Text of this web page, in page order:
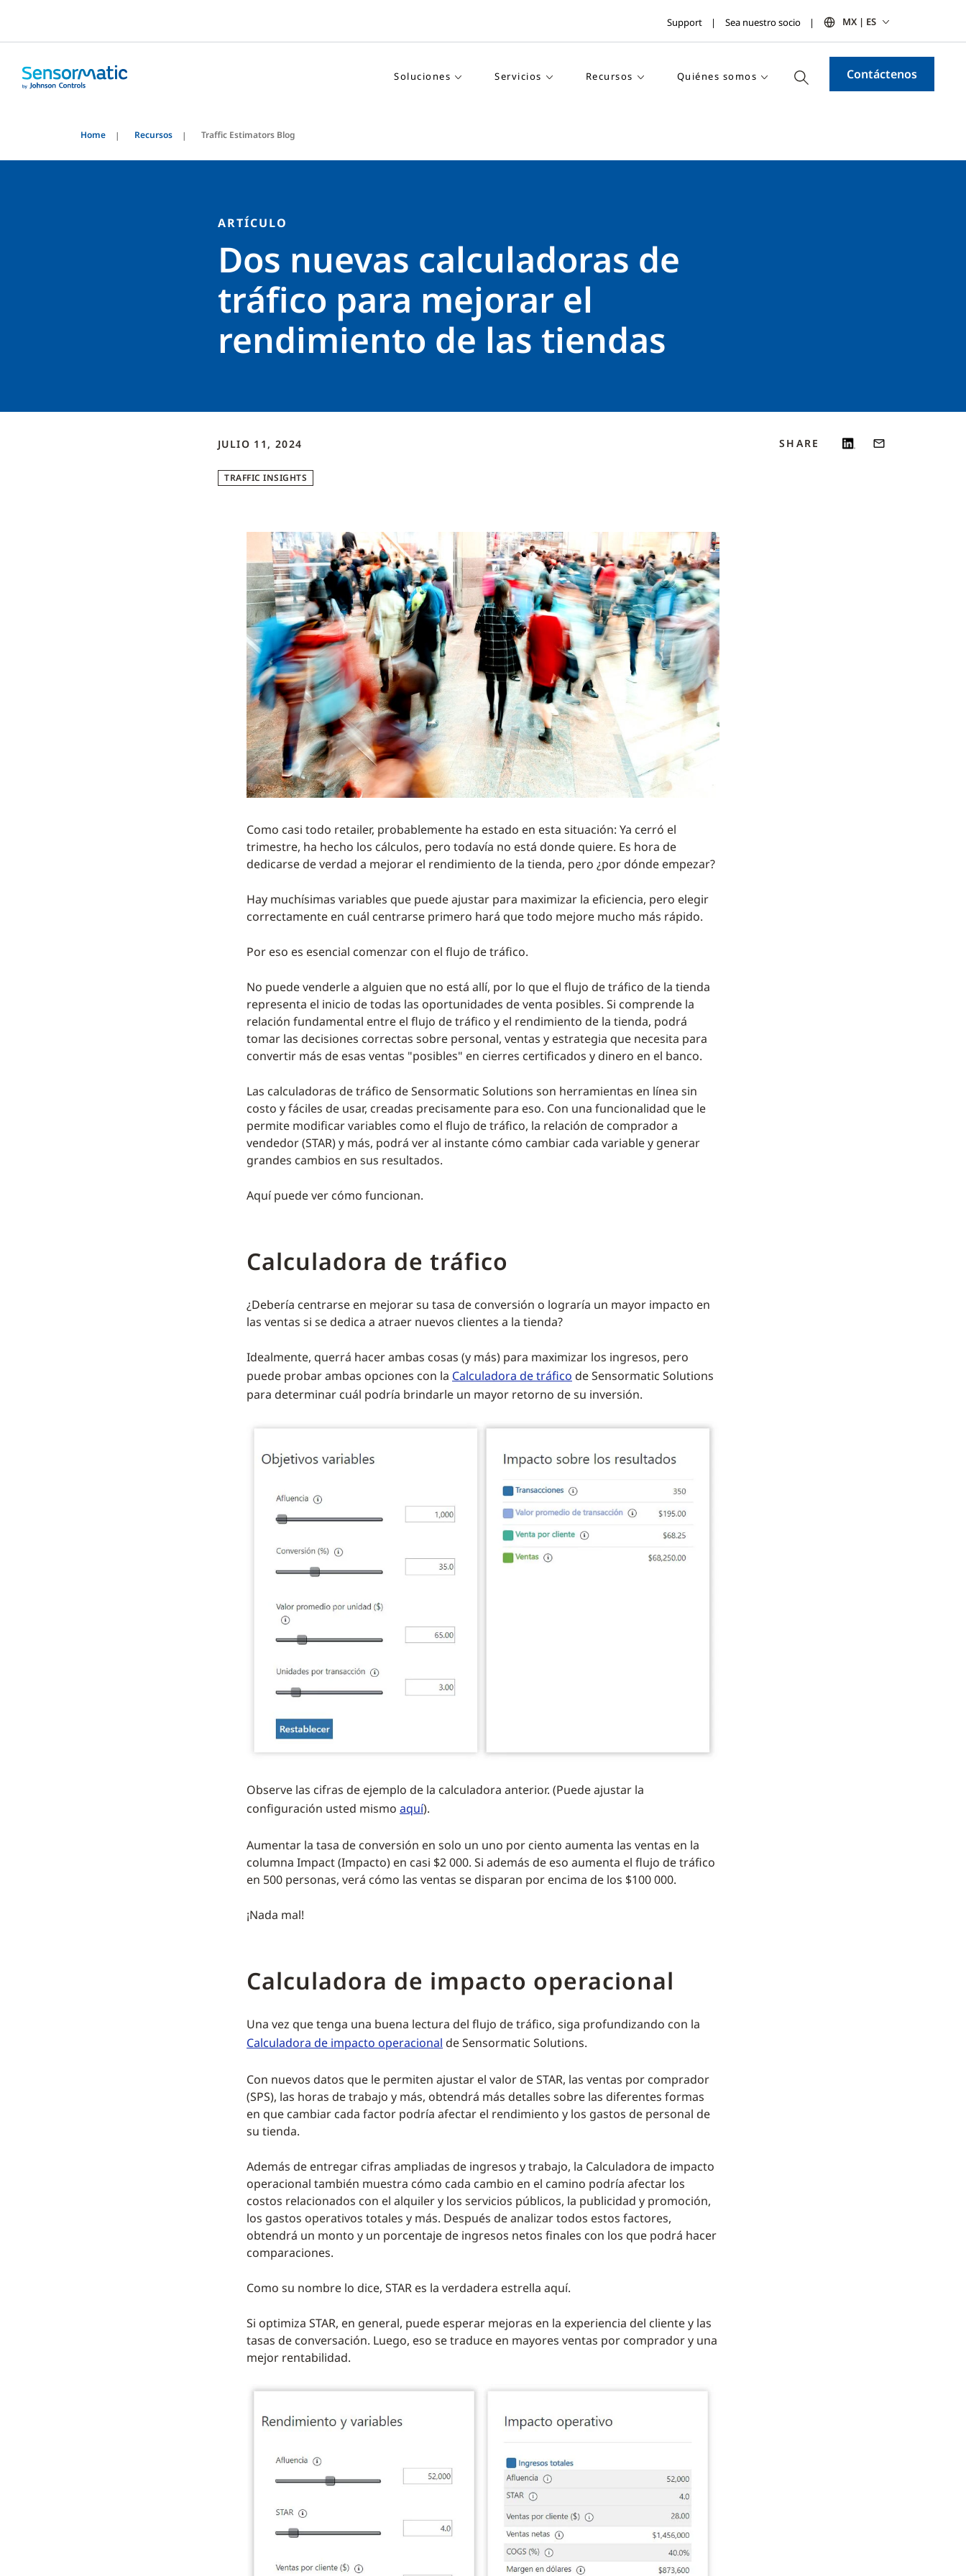
Support Sea nuestro socio MX | ES
Soluciones Servicios Recursos Quiénes somos Contáctenos
Home Recursos Traffic Estimators Blog
ARTÍCULO
Dos nuevas calculadoras de
tráfico para mejorar el
rendimiento de las tiendas
JULIO 11, 2024
TRAFFIC INSIGHTS
SHARE
Como casi todo retailer, probablemente ha estado en esta situación: Ya cerró el
trimestre, ha hecho los cálculos, pero todavía no está donde quiere. Es hora de
dedicarse de verdad a mejorar el rendimiento de la tienda, pero ¿por dónde empezar?
Hay muchísimas variables que puede ajustar para maximizar la eficiencia, pero elegir
correctamente en cuál centrarse primero hará que todo mejore mucho más rápido.
Por eso es esencial comenzar con el flujo de tráfico.
No puede venderle a alguien que no está allí, por lo que el flujo de tráfico de la tienda
representa el inicio de todas las oportunidades de venta posibles. Si comprende la
relación fundamental entre el flujo de tráfico y el rendimiento de la tienda, podrá
tomar las decisiones correctas sobre personal, ventas y estrategia que necesita para
convertir más de esas ventas "posibles" en cierres certificados y dinero en el banco.
Las calculadoras de tráfico de Sensormatic Solutions son herramientas en línea sin
costo y fáciles de usar, creadas precisamente para eso. Con una funcionalidad que le
permite modificar variables como el flujo de tráfico, la relación de comprador a
vendedor (STAR) y más, podrá ver al instante cómo cambiar cada variable y generar
grandes cambios en sus resultados.
Aquí puede ver cómo funcionan.
Calculadora de tráfico
¿Debería centrarse en mejorar su tasa de conversión o lograría un mayor impacto en
las ventas si se dedica a atraer nuevos clientes a la tienda?
Idealmente, querrá hacer ambas cosas (y más) para maximizar los ingresos, pero
puede probar ambas opciones con la Calculadora de tráfico de Sensormatic Solutions
para determinar cuál podría brindarle un mayor retorno de su inversión.
Observe las cifras de ejemplo de la calculadora anterior. (Puede ajustar la
configuración usted mismo aquí).
Aumentar la tasa de conversión en solo un uno por ciento aumenta las ventas en la
columna Impact (Impacto) en casi $2 000. Si además de eso aumenta el flujo de tráfico
en 500 personas, verá cómo las ventas se disparan por encima de los $100 000.
¡Nada mal!
Calculadora de impacto operacional
Una vez que tenga una buena lectura del flujo de tráfico, siga profundizando con la
Calculadora de impacto operacional de Sensormatic Solutions.
Con nuevos datos que le permiten ajustar el valor de STAR, las ventas por comprador
(SPS), las horas de trabajo y más, obtendrá más detalles sobre las diferentes formas
en que cambiar cada factor podría afectar el rendimiento y los gastos de personal de
su tienda.
Además de entregar cifras ampliadas de ingresos y trabajo, la Calculadora de impacto
operacional también muestra cómo cada cambio en el camino podría afectar los
costos relacionados con el alquiler y los servicios públicos, la publicidad y promoción,
los gastos operativos totales y más. Después de analizar todos estos factores,
obtendrá un monto y un porcentaje de ingresos netos finales con los que podrá hacer
comparaciones.
Como su nombre lo dice, STAR es la verdadera estrella aquí.
Si optimiza STAR, en general, puede esperar mejoras en la experiencia del cliente y las
tasas de conversación. Luego, eso se traduce en mayores ventas por comprador y una
mejor rentabilidad.